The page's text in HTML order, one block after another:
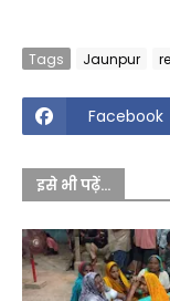
Tags Jaunpur
Facebook
इसे भी पढ़ें...